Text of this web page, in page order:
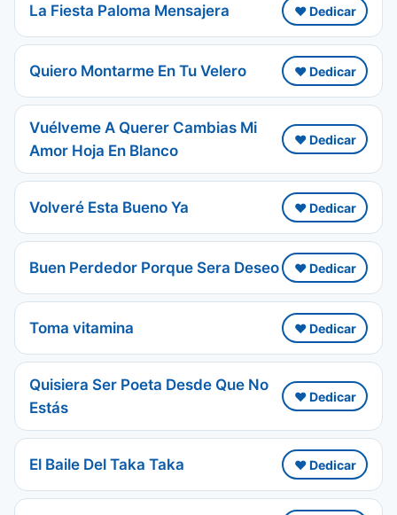
La Fiesta Paloma Mensajera ❤️ Dedicar
Quiero Montarme En Tu Velero ❤️ Dedicar
Vuélveme A Querer Cambias Mi
Amor Hoja En Blanco
❤️ Dedicar
Volveré Esta Bueno Ya ❤️ Dedicar
Buen Perdedor Porque Sera Deseo ❤️ Dedicar
Toma vitamina ❤️ Dedicar
Quisiera Ser Poeta Desde Que No
Estás
❤️ Dedicar
El Baile Del Taka Taka ❤️ Dedicar